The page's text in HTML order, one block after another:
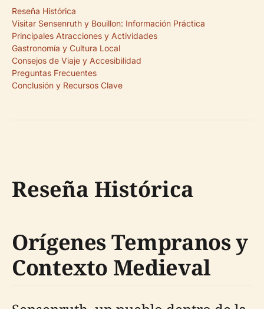
Reseña Histórica
Visitar Sensenruth y Bouillon: Información Práctica
Principales Atracciones y Actividades
Gastronomía y Cultura Local
Consejos de Viaje y Accesibilidad
Preguntas Frecuentes
Conclusión y Recursos Clave
Reseña Histórica
Orígenes Tempranos y
Contexto Medieval